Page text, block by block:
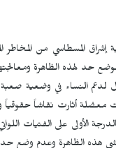
المسطاسي من المخاطر
حد لهذه الظاهرة
لدعم النساء في وضعية صعبة
معضلة أثارت نقاشاً
الأولى على الفتيات
تفشي هذه الظاهرة وعدم وضع